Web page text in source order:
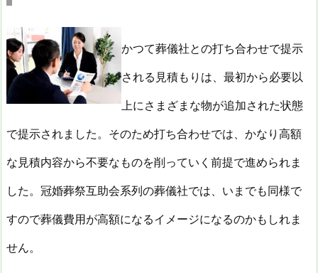
かつて葬儀社との打ち合わせで提示
される見積もりは、最初から必要以
上にさまざまな物が追加された状態
で提示されました。そのため打ち合わせでは、かなり高額
な見積内容から不要なものを削っていく前提で進められま
した。冠婚葬祭互助会系列の葬儀社では、いまでも同様で
すので葬儀費用が高額になるイメージになるのかもしれま
せん。